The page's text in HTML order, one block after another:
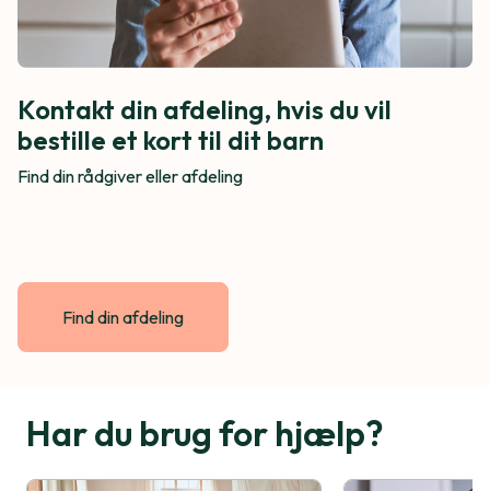
Kontakt din afdeling, hvis du vil
bestille et kort til dit barn
Find din rådgiver eller afdeling
Find din afdeling
Har du brug for hjælp?